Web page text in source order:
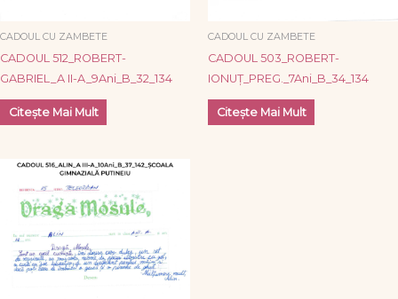
CADOUL CU ZAMBETE
CADOUL 512_ROBERT-
GABRIEL_A II-A_9Ani_B_32_134
Citește Mai Mult
CADOUL CU ZAMBETE
CADOUL 503_ROBERT-
IONUȚ_PREG._7Ani_B_34_134
Citește Mai Mult